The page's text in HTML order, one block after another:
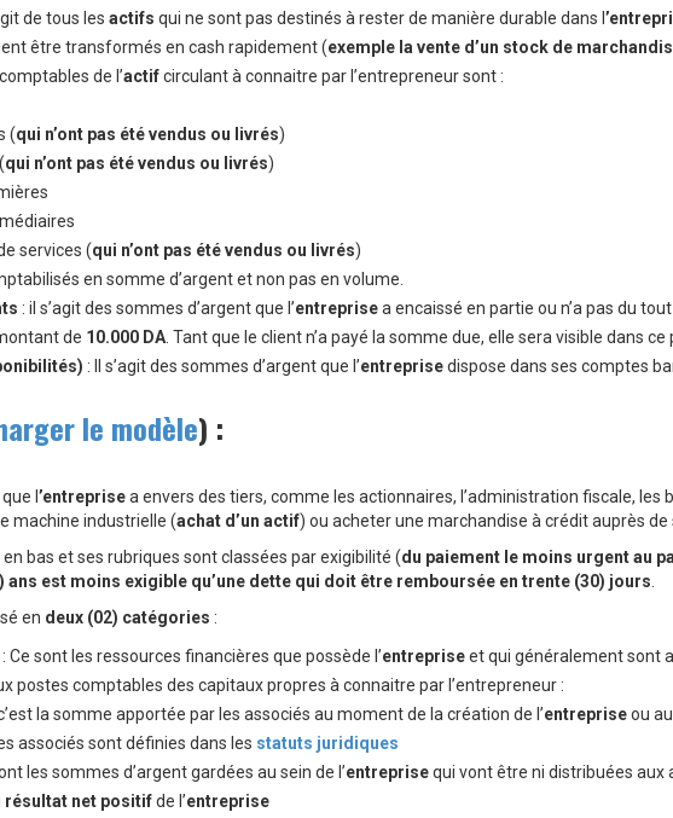
de tous les actifs qui ne sont pas destinés à rester de manière durable dans l
être transformés en cash rapidement (exemple la vente d’un stock de
de l’actifcirculant à connaitre par l’entrepreneur sont :
(qui n’ont pas été vendus ou livrés)
qui n’ont pas été vendus ou livrés)
services (qui n’ont pas été vendus ou livrés)
en somme d’argent et non pas en volume.
: il s’agit des sommes d’argent que l’entreprisea encaissé en partie ou n’a pas du
de 10.000 DA . Tant que le client n’a payé la somme due, elle sera visible dans
: Il s’agit des sommes d’argent que l’entreprisedispose dans ses comptes
le modèle) :
l ’entreprisea envers des tiers, comme les actionnaires, l’administration fiscale,
machine industrielle (achat d’un actif) ou acheter une marchandise à crédit auprès
bas et ses rubriques sont classées par exigibilité (du paiement le moins urgent au
ans est moins exigible qu’une dette qui doit être remboursée en trente (30) jours
en deux (02) catégories :
: Ce sont les ressources financières que possède l’entrepriseet qui généralement sont
postes comptables des capitaux propres à connaitre par l’entrepreneur :
la somme apportée par les associés au moment de la création de l’entrepriseou
associés sont définies dans les statuts juridiques
les sommes d’argent gardées au sein de l’entreprisequi vont être ni distribuées aux
résultat net positifde l’entreprise